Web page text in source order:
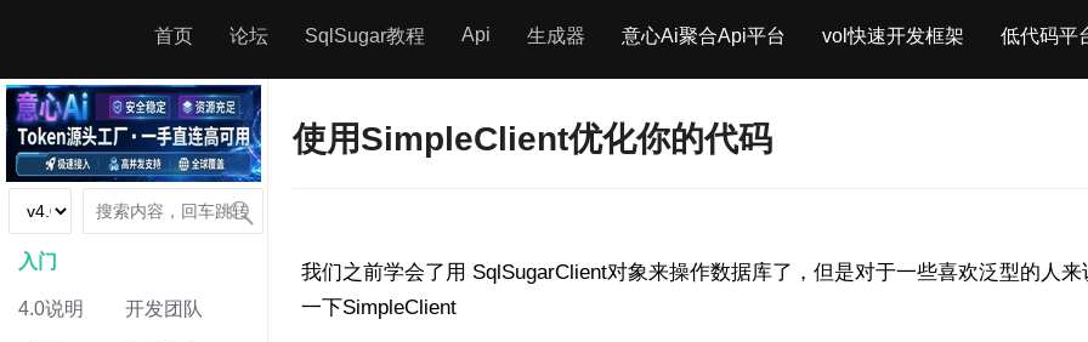
首页 论坛 SqlSugar教程 Api 生成器 意心Ai聚合Api平台 vol快速开发框架 低代码平
入门
4.0说明 开发团队
使用SimpleClient优化你的代码
我们之前学会了用 SqlSugarClient对象来操作数据库了，但是对于一些喜欢泛型的人
一下SimpleClient